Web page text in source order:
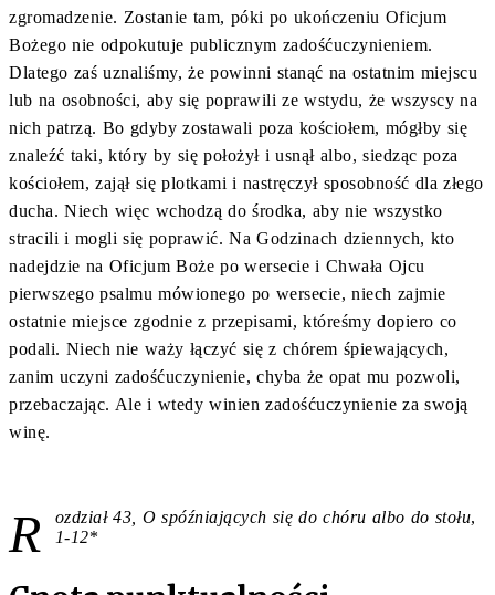
zgromadzenie. Zostanie tam, póki po ukończeniu Oficjum
Bożego nie odpokutuje publicznym zadośćuczynieniem.
Dlatego zaś uznaliśmy, że powinni stanąć na ostatnim miejscu
lub na osobności, aby się poprawili ze wstydu, że wszyscy na
nich patrzą. Bo gdyby zostawali poza kościołem, mógłby się
znaleźć taki, który by się położył i usnął albo, siedząc poza
kościołem, zajął się plotkami i nastręczył sposobność dla złego
ducha. Niech więc wchodzą do środka, aby nie wszystko
stracili i mogli się poprawić. Na Godzinach dziennych, kto
nadejdzie na Oficjum Boże po wersecie i Chwała Ojcu
pierwszego psalmu mówionego po wersecie, niech zajmie
ostatnie miejsce zgodnie z przepisami, któreśmy dopiero co
podali. Niech nie waży łączyć się z chórem śpiewających,
zanim uczyni zadośćuczynienie, chyba że opat mu pozwoli,
przebaczając. Ale i wtedy winien zadośćuczynienie za swoją
winę.
R ozdział 43, O spóźniających się do chóru albo do stołu,
1-12*